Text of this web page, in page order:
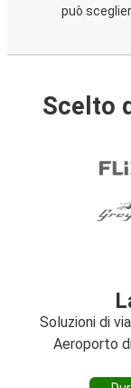
può
Scelto
Soluzioni di
Aeroporto